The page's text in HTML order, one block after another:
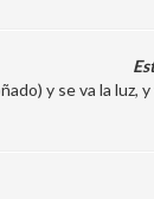
y se va la luz,